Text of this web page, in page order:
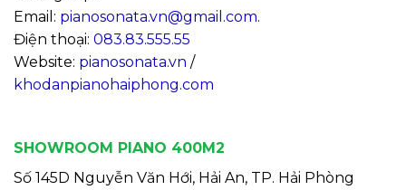
Email: pianosonata.vn@gmail.com.
Điện thoại: 083.83.555.55
Website: pianosonata.vn /
khodanpianohaiphong.com
SHOWROOM PIANO 400M2
Số 145D Nguyễn Văn Hới, Hải An, TP. Hải Phòng